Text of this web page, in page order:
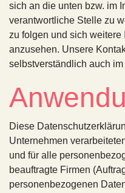
sich an die unten bzw. im
verantwortliche Stelle zu
zu folgen und sich weitere
anzusehen. Unsere
selbstverständlich auch im
Diese
Unternehmen
und für alle
beauftragte Firmen
personenbezogenen